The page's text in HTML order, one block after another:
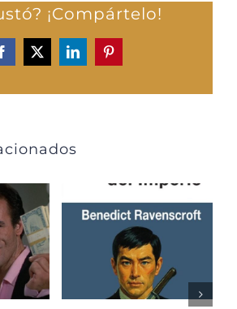
¡Compártelo!
Facebook
X LinkedInPinterest